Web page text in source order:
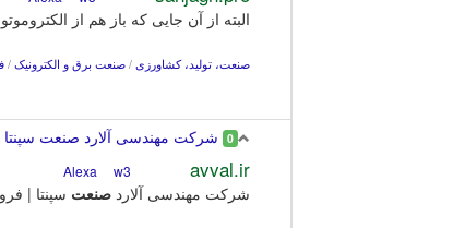
البته از آن جایی که باز هم از
صنعت، تولید، کشاورزی / صنعت برق و الکترونیک /
0 شرکت مهندسی آلارد صنعت سپنتا
avval.ir
w3
شرکت مهندسی آلارد صنعت سپنتا | فروش